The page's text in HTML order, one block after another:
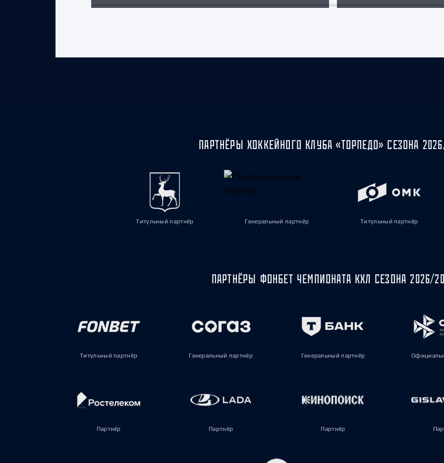
ПАРТНЁРЫ ХОККЕЙНОГО КЛУБА «ТОРПЕДО» СЕЗОНА
Титульный партнёр Генеральный партнёр Титульный партнёр
ПАРТНЁРЫ ФОНБЕТ ЧЕМПИОНАТА КХЛ СЕЗОНА 2026/
Титульный партнёр Генеральный партнёр Генеральный партнёр
Партнёр Партнёр Партнёр